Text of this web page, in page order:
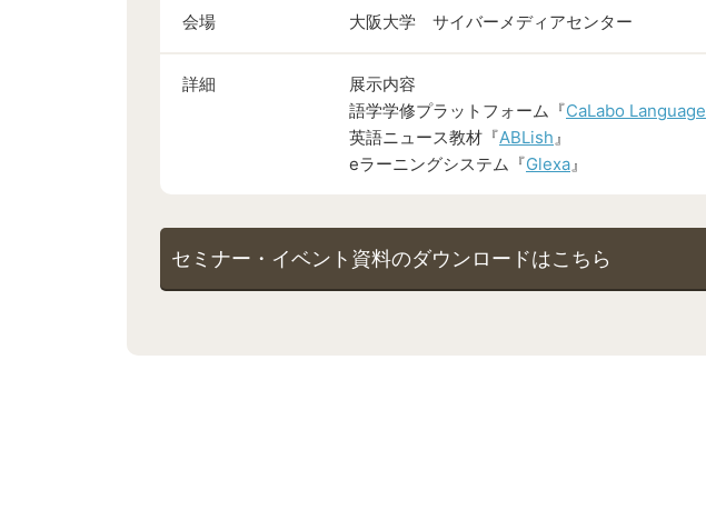
会場 大阪大学 サイバーメディアセンター
詳細
展示内容
語学学修プラットフォーム『CaLabo Language
英語ニュース教材『ABLish』
eラーニングシステム『Glexa』
セミナー・イベント資料のダウンロードはこちら